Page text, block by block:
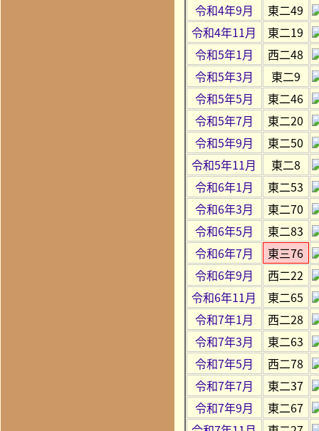
令和4年9月
東二49
令和4年11月
東二19
令和5年1月
西二48
令和5年3月
東二9
令和5年5月
東二46
令和5年7月
東二20
令和5年9月
東二50
令和5年11月
東二8
令和6年1月
東二53
令和6年3月
東二70
令和6年5月
東二83
令和6年7月
東三76
令和6年9月
西二22
令和6年11月
東二65
令和7年1月
西二28
令和7年3月
東二63
令和7年5月
西二78
令和7年7月
東二37
令和7年9月
東二67